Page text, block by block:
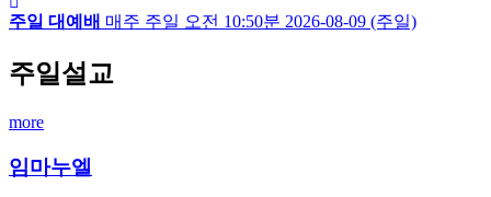
주일 대예배 매주 주일 오전 10:50분 2026-08-09 (주일)
주일설교
more
임마누엘